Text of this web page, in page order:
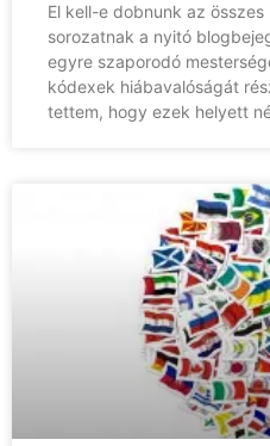
El kell-e dobnunk az
sorozatnak a nyitó
egyre szaporodó
kódexek hiábavalóságát
tettem, hogy ezek helyett